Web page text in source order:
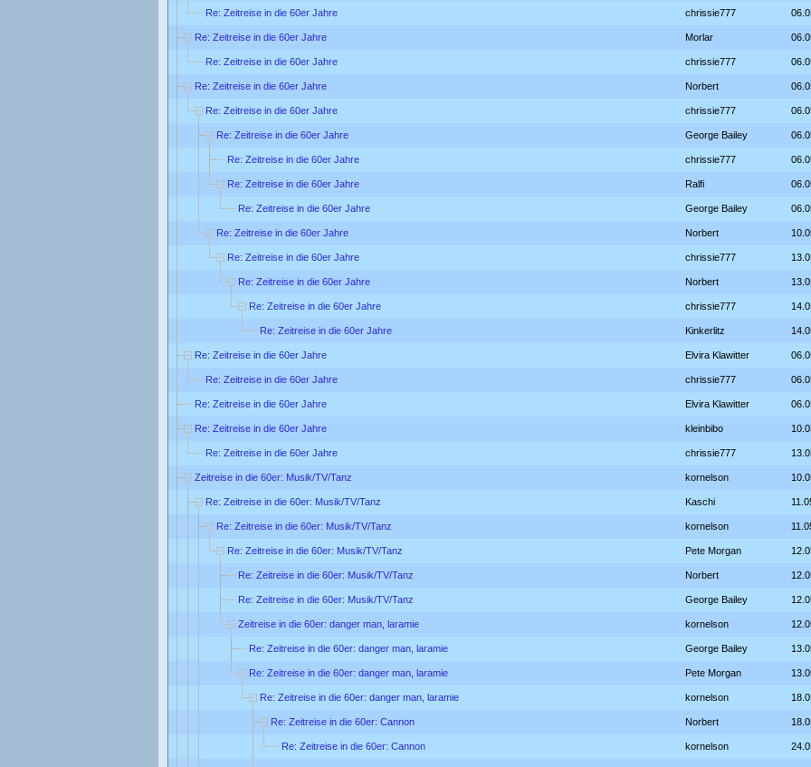
Re: Zeitreise in die 60er Jahre chrissie777
Re: Zeitreise in die 60er Jahre Morlar
Re: Zeitreise in die 60er Jahre chrissie777
Re: Zeitreise in die 60er Jahre Norbert
Re: Zeitreise in die 60er Jahre chrissie777
Re: Zeitreise in die 60er Jahre George Bailey
Re: Zeitreise in die 60er Jahre chrissie777
Re: Zeitreise in die 60er Jahre Ralfi
Re: Zeitreise in die 60er Jahre George Bailey
Re: Zeitreise in die 60er Jahre Norbert
Re: Zeitreise in die 60er Jahre chrissie777
Re: Zeitreise in die 60er Jahre Norbert
Re: Zeitreise in die 60er Jahre chrissie777
Re: Zeitreise in die 60er Jahre Kinkerlitz
Re: Zeitreise in die 60er Jahre Elvira Klawitter
Re: Zeitreise in die 60er Jahre chrissie777
Re: Zeitreise in die 60er Jahre Elvira Klawitter
Re: Zeitreise in die 60er Jahre kleinbibo
Re: Zeitreise in die 60er Jahre chrissie777
Zeitreise in die 60er: Musik/TV/Tanz kornelson
Re: Zeitreise in die 60er: Musik/TV/Tanz Kaschi
Re: Zeitreise in die 60er: Musik/TV/Tanz kornelson
Re: Zeitreise in die 60er: Musik/TV/Tanz Pete Morgan
Re: Zeitreise in die 60er: Musik/TV/Tanz Norbert
Re: Zeitreise in die 60er: Musik/TV/Tanz George Bailey
Zeitreise in die 60er: danger man, laramie kornelson
Re: Zeitreise in die 60er: danger man, laramie George Bailey
Re: Zeitreise in die 60er: danger man, laramie Pete Morgan
Re: Zeitreise in die 60er: danger man, laramie kornelson
Re: Zeitreise in die 60er: Cannon Norbert
Re: Zeitreise in die 60er: Cannon kornelson